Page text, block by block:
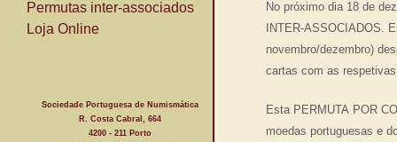
Permutas inter-associados
Loja Online
Sociedade Portuguesa de Numismática
R. Costa Cabral, 664
4200 - 211 Porto
No próximo dia 18 de
INTER-ASSOCIADOS.
novembro/dezembro)
cartas com as
Esta PERMUTA POR
moedas portuguesas e